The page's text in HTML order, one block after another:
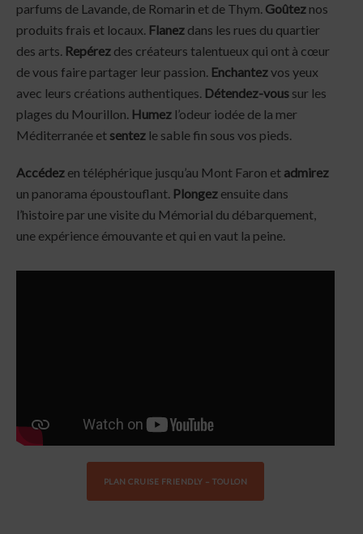
parfums de Lavande, de Romarin et de Thym. Goûtez nos
produits frais et locaux. Flanez dans les rues du quartier
des arts. Repérez des créateurs talentueux qui ont à cœur
de vous faire partager leur passion. Enchantezvos yeux
avec leurs créations authentiques. Détendez-vous sur les
plages du Mourillon. Humez l’odeur iodée de la mer
Méditerranée etsentez le sable fin sous vos pieds.
Accédez en téléphérique jusqu’au Mont Faron et admirez
un panorama époustouflant. Plongez ensuite dans
l’histoire par une visite du Mémorial du débarquement,
une expérience émouvante et qui en vaut la peine.
PLAN CRUISE FRIENDLY – TOULON